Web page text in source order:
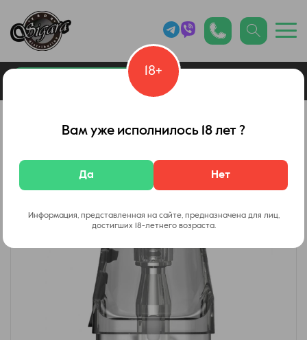
Каталог товаров
18+
Вам уже исполнилось 18 лет ?
Да Нет
Информация, представленная на сайте, предназначена для лиц,
достигших 18-летнего возраста.